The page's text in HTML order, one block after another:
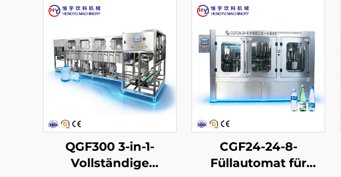
QGF300 3-in-1-
Vollständige
CGF24-24-8-
Füllautomat für